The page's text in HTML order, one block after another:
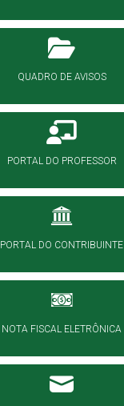
QUADRO DE AVISOS
PORTAL DO PROFESSOR
PORTAL DO CONTRIBUINTE
NOTA FISCAL ELETRÔNICA